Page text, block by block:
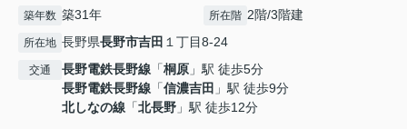
築年数 築31年 所在階 2階/3階建
所在地 長野県長野市吉田 １丁目8-24
交通 長野電鉄長野線 「桐原 」駅 徒歩5分
長野電鉄長野線 「信濃吉田 」駅 徒歩9分
北しなの線 「北長野 」駅 徒歩12分